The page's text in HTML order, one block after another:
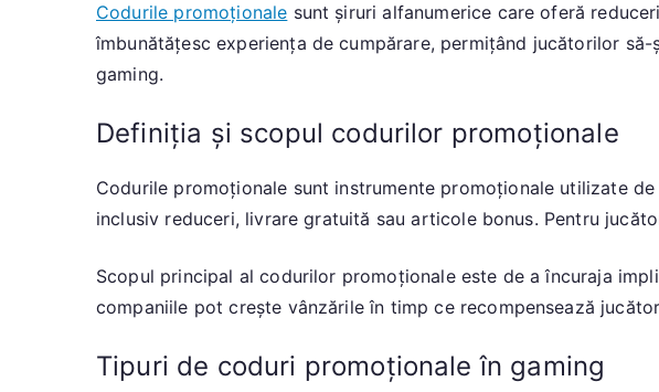
Codurile promoționale sunt șiruri alfanumerice care oferă
îmbunătățesc experiența de cumpărare, permițând jucătorilor
gaming.
Definiția și scopul codurilor promoționale
Codurile promoționale sunt instrumente promoționale utilizate
inclusiv reduceri, livrare gratuită sau articole bonus. Pentru
Scopul principal al codurilor promoționale este de a încuraja
companiile pot crește vânzările în timp ce recompensează
Tipuri de coduri promoționale în gaming